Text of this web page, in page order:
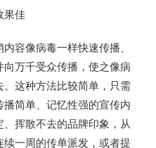
果佳
容像病毒一样快速传播、
万千受众传播，使之像病
这种方法比较简单，只需
简单、记忆性强的宣传内
挥散不去的品牌印象，从
一周的传单派发，或者提